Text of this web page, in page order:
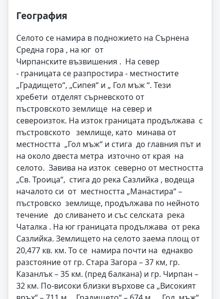
География
Селото се намира в подножието на Сърнена
Средна гора , на юг от
Чирпанските възвишения . На север
- границата се разпростира - местностите
„Градището“, „Сипея“ и „ Гол мъж “. Тези
хребети отделят сърневското от
пъстровското землище на север и
североизток. На изток границата продължава с
пъстровското землище, като минава от
местността „Гол мъж“ и стига до главния път и
на около двеста метра източно от края на
селото. Завива на изток северно от местността
„Св. Троица“, стига до река Сазлийка , водеща
началото си от местността „Манастира“ –
пъстровско землище, продължава по нейното
течение до сливането и със селската река
Чаталка . На юг границата продължава от река
Сазлийка. Землището на селото заема площ от
20,477 кв. км. То се намира почти на еднакво
разстояние от гр. Стара Загора – 37 км, гр.
Казанлък – 35 км. (пред балкана) и гр. Чирпан –
32 км. По-високи близки върхове са „Високият